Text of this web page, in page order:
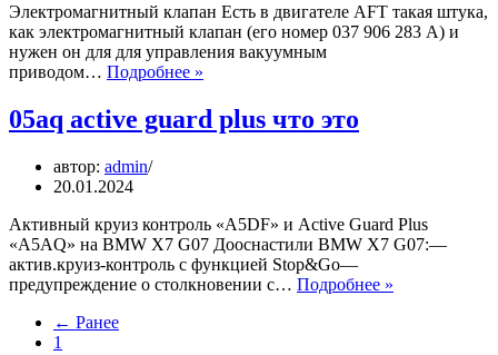
Электромагнитный клапан Есть в двигателе AFT такая штука,
как электромагнитный клапан (его номер 037 906 283 А) и
нужен он для для управления вакуумным
приводом… Подробнее »
что
отвечает
05aq active guard plus что это
автор: admin
20.01.2024
Активный круиз контроль «A5DF» и Active Guard Plus
«A5AQ» на BMW X7 G07 Дооснастили BMW X7 G07:—
актив.круиз-контроль с функцией Stop&Go—
предупреждение о столкновении с… Подробнее »
← Ранее
1